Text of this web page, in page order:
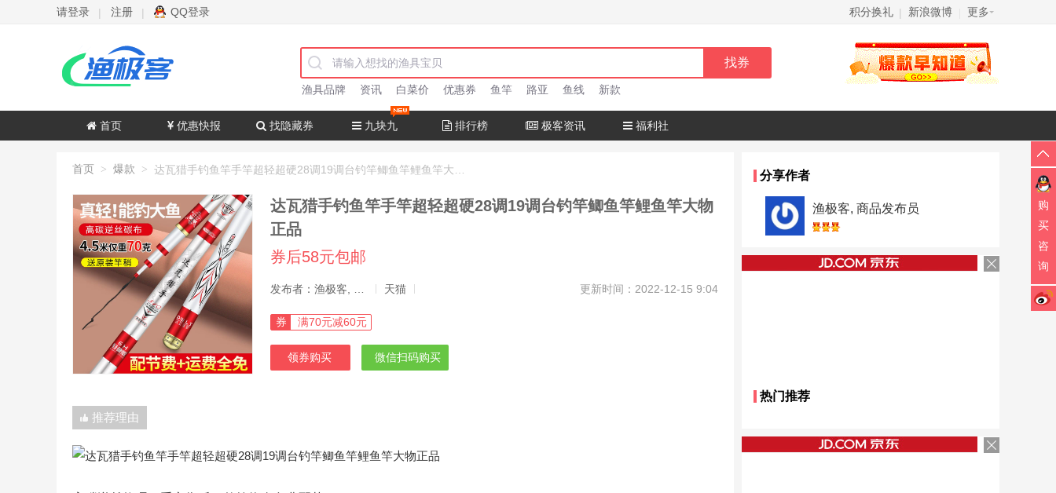
请登录 | 注册 | QQ登录 积分换礼 | 新浪微博 更多
渔具品牌 资讯 白菜价 优惠券 鱼竿 路亚 鱼线 新款
首页 优惠快报 找隐藏券 九块九 排行榜 极客资讯 福利社
首页 > 爆款 >
达瓦猎手钓鱼竿手竿超轻超硬28调19调台钓竿鲫鱼竿鲤鱼竿大物
正品
券后58元包邮
天猫 更新时间：2022-12-15 9:04
券 满70元减60元
领券购买 微信扫码购买
推荐理由
分享作者
渔极客, 商品发布员
热门推荐
购
买
咨
询